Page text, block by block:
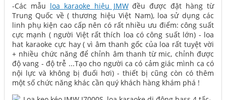
-Các mẫu loa karaoke hiệu JMWđều được đặt hàng từ
Trung Quốc về ( thương hiệu Việt Nam), loa sử dụng các
linh phụ kiện cao cấp nên có rất nhiều ưu điểm: công suất
cực mạnh ( người Việt rất thích loa có công suất lớn) - loa
hat karaoke cực hay ( vì âm thanh gốc của loa rất tuyệt vời
+ nhiều chức năng để chỉnh âm thanh từ mic, chỉnh được
độ vang - độ trễ ...Tạo cho người ca có cảm giác mình ca có
nội lực và không bị đuối hơi) - thiết bị cũng còn có thêm
một số chức năng khác cần quý khách hàng khám phá !